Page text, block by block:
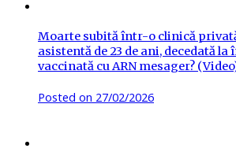
Moarte subită într-o clinică
asistentă de 23 de ani, decedată
vaccinată cu ARN mesager?
Posted on 27/02/2026